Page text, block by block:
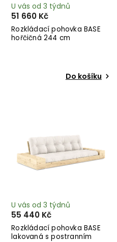
Rozkládací pohovka BASE
hořčičná 244 cm
U vás od 3 týdnů
51 660 Kč
Do košíku
Rozkládací pohovka BASE
lakovaná s postranním
U vás od 3 týdnů
55 440 Kč